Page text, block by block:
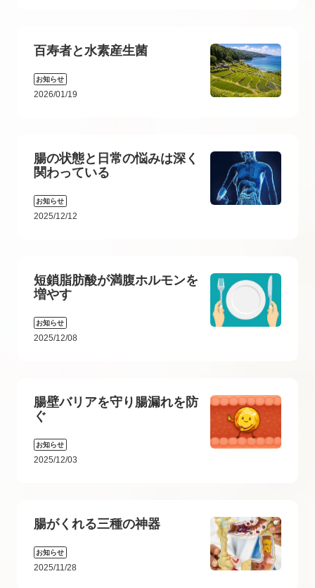
百寿者と水素産生菌
お知らせ
2026/01/19
腸の状態と日常の悩みは深く
関わっている
お知らせ
2025/12/12
短鎖脂肪酸が満腹ホルモンを
増やす
お知らせ
2025/12/08
腸壁バリアを守り腸漏れを防
ぐ
お知らせ
2025/12/03
腸がくれる三種の神器
お知らせ
2025/11/28